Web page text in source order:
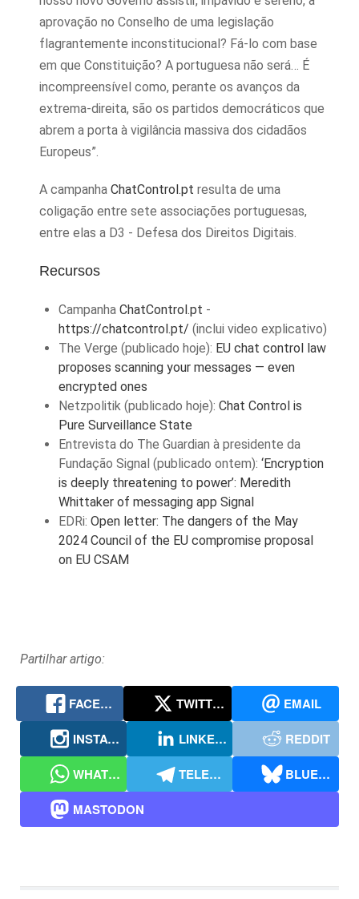
aprovação no Conselho de uma legislação
flagrantemente inconstitucional? Fá-lo com base
em que Constituição? A portuguesa não será… É
incompreensível como, perante os avanços da
extrema-direita, são os partidos democráticos que
abrem a porta à vigilância massiva dos cidadãos
Europeus”.
A campanha ChatControl.pt resulta de uma
coligação entre sete associações portuguesas,
entre elas a D3 - Defesa dos Direitos Digitais.
Recursos
Campanha ChatControl.pt -
https://chatcontrol.pt/ (inclui video explicativo)
The Verge (publicado hoje): EU chat control law
proposes scanning your messages — even
encrypted ones
Netzpolitik (publicado hoje): Chat Control is
Pure Surveillance State
Entrevista do The Guardian à presidente da
Fundação Signal (publicado ontem): ‘Encryption
is deeply threatening to power’: Meredith
Whittaker of messaging app Signal
EDRi: Open letter: The dangers of the May
2024 Council of the EU compromise proposal
on EU CSAM
Partilhar artigo:
FACEBOOK TWITTER
EMAIL
INSTAGRAM
LINKEDIN
REDDIT
WHATSAPP
TELEGRAM
BLUESKY
MASTODON